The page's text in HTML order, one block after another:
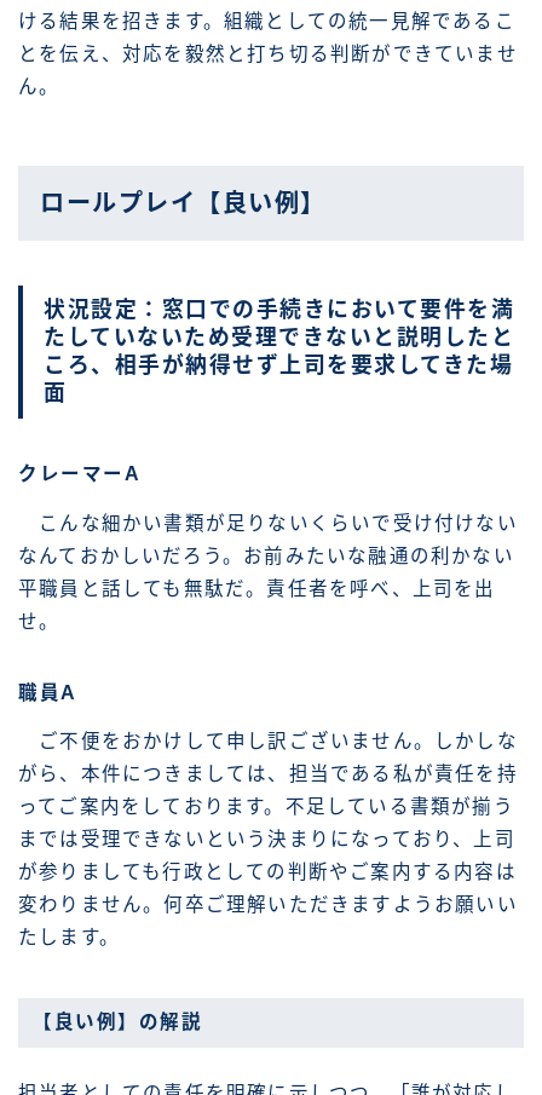
ける結果を招きます。組織としての統一見解であるこ
とを伝え、対応を毅然と打ち切る判断ができていませ
ん。
ロールプレイ【良い例】
状況設定：窓口での手続きにおいて要件を満
たしていないため受理できないと説明したと
ころ、相手が納得せず上司を要求してきた場
面
クレーマーA
こんな細かい書類が足りないくらいで受け付けない
なんておかしいだろう。お前みたいな融通の利かない
平職員と話しても無駄だ。責任者を呼べ、上司を出
せ。
職員A
ご不便をおかけして申し訳ございません。しかしな
がら、本件につきましては、担当である私が責任を持
ってご案内をしております。不足している書類が揃う
までは受理できないという決まりになっており、上司
が参りましても行政としての判断やご案内する内容は
変わりません。何卒ご理解いただきますようお願いい
たします。
【良い例】の解説